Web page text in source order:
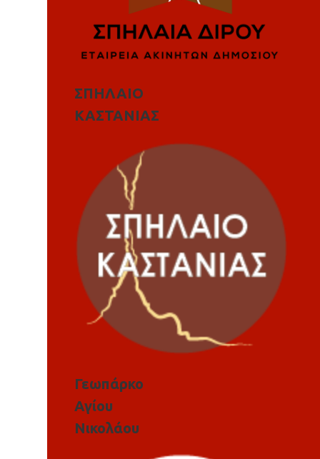
ΣΠΗΛΑΙΟ
ΚΑΣΤΑΝΙΑΣ
Γεωπάρκο
Αγίου
Νικολάου